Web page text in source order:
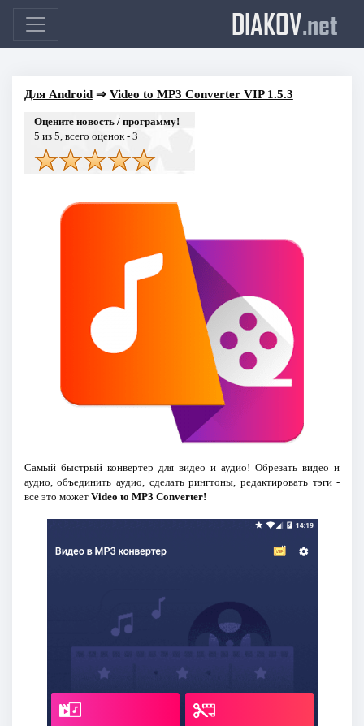
DIAKOV.net
Для Android⇒ Video to MP3 Converter VIP 1.5.3
Оцените новость / программу!
5 из 5, всего оценок - 3
Самый быстрый конвертер для видео и аудио! Обрезать видео и
аудио, объединить аудио, сделать рингтоны, редактировать тэги -
все это может Video to MP3 Converter!